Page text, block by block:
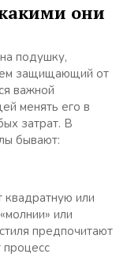
они
подушку,
защищающий от
важной
менять его в
затрат. В
бывают:
квадратную или
или
предпочитают
процесс